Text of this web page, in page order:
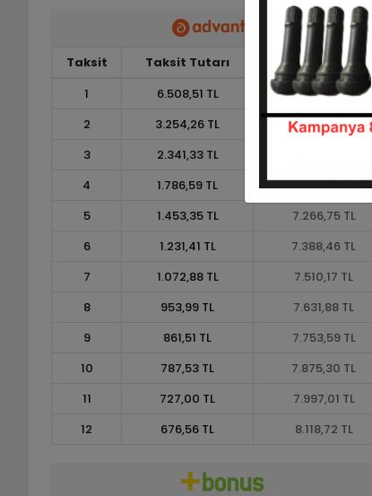
Taksit Taksit Tutarı
Toplam Tutar
1
6.508,51 TL
6.508,51 TL
2
3.254,26 TL
6.508,51 TL
3
2.341,33 TL
4
1.786,59 TL
7.146,35 TL
5
1.453,35 TL
7.266,75 TL
6
1.231,41 TL
7.388,46 TL
7
1.072,88 TL
7.510,17 TL
8
953,99 TL
7.631,88 TL
9
861,51 TL
7.753,59 TL
10
787,53 TL
7.875,30 TL
11
727,00 TL
7.997,01 TL
12
676,56 TL 8.118,72 TL